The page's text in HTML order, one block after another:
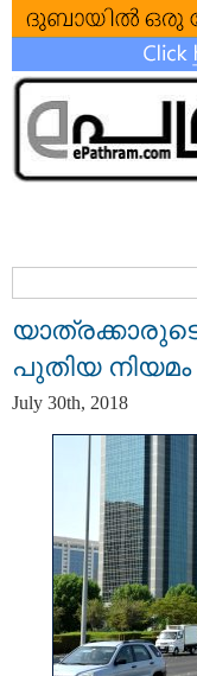
പുതിയ നിയമം
July 30th, 2018